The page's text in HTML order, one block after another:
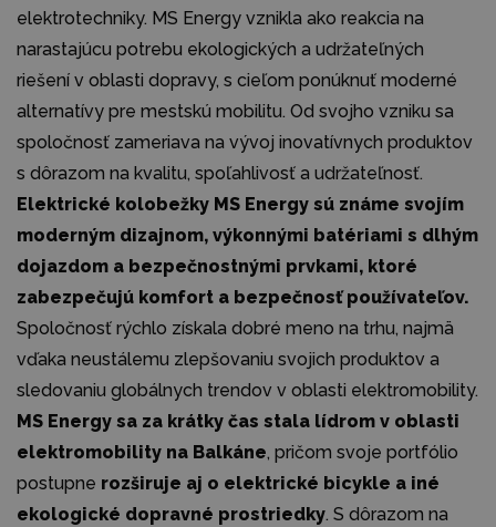
elektrotechniky. MS Energy vznikla ako reakcia na
narastajúcu potrebu ekologických a udržateľných
riešení v oblasti dopravy, s cieľom ponúknuť moderné
alternatívy pre mestskú mobilitu. Od svojho vzniku sa
spoločnosť zameriava na vývoj inovatívnych produktov
s dôrazom na kvalitu, spoľahlivosť a udržateľnosť.
Elektrické kolobežky MS Energy sú známe svojím
moderným dizajnom, výkonnými batériami s dlhým
dojazdom a bezpečnostnými prvkami, ktoré
zabezpečujú komfort a bezpečnosť používateľov.
Spoločnosť rýchlo získala dobré meno na trhu, najmä
vďaka neustálemu zlepšovaniu svojich produktov a
sledovaniu globálnych trendov v oblasti elektromobility.
MS Energy sa za krátky čas stala lídrom v oblasti
elektromobility na Balkáne, pričom svoje portfólio
postupne rozširuje aj o elektrické bicykle a iné
ekologické dopravné prostriedky. S dôrazom na